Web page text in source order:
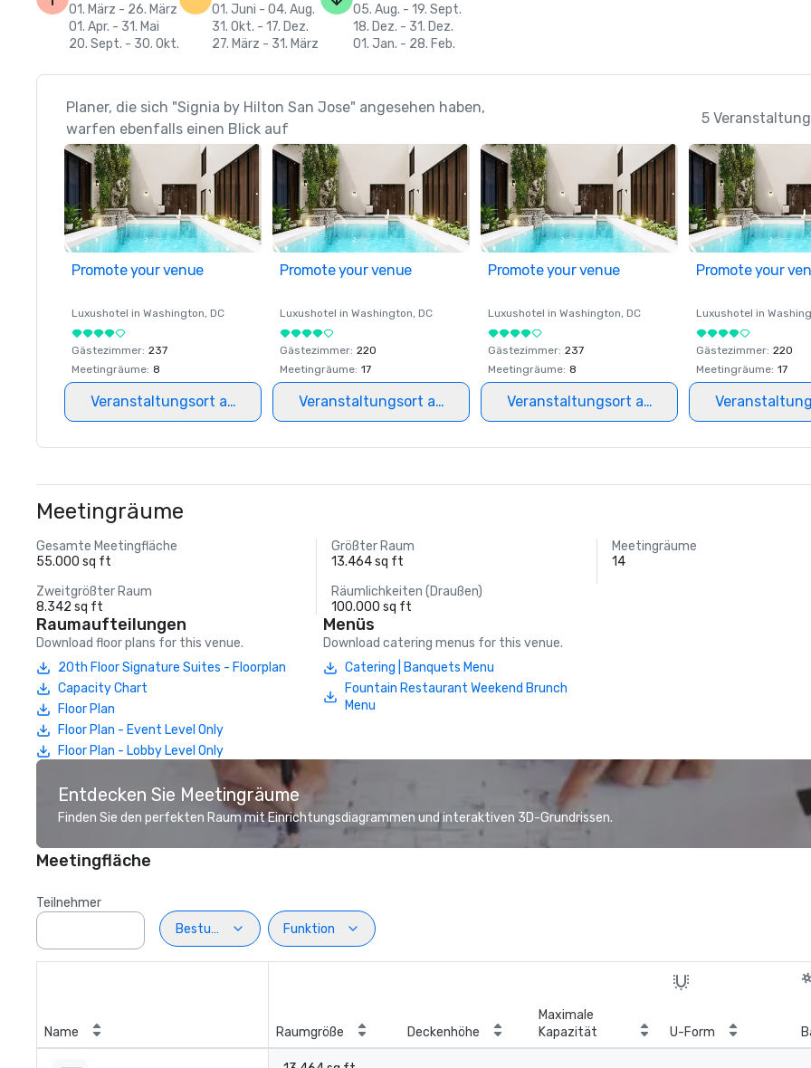
01. März - 26. März
01. Apr. - 31. Mai
20. Sept. - 30. Okt.
01. Juni - 04. Aug.
31. Okt. - 17. Dez.
27. März - 31. März
05. Aug. - 19. Sept.
18. Dez. - 31. Dez.
01. Jan. - 28. Feb.
Planer, die sich "Signia by Hilton San Jose" angesehen haben,
warfen ebenfalls einen Blick auf
5
Promote your venue
Luxushotel in Washington, DC
Gästezimmer: 237
Meetingräume: 8
Veranstaltungsort auswählen
Promote your venue
Luxushotel in Washington, DC
Gästezimmer: 220
Meetingräume: 17
Veranstaltungsort auswählen
Promote your venue
Luxushotel in Washington, DC
Gästezimmer: 237
Meetingräume: 8
Veranstaltungsort auswählen
Promote your
Luxushotel in
Gästezimmer: 220
Meetingräume: 17
Meetingräume
Gesamte Meetingfläche
55.000 sq ft
Größter Raum
13.464 sq ft
Meetingräume
14
Zweitgrößter Raum
8.342 sq ft
Räumlichkeiten (Draußen)
100.000 sq ft
Raumaufteilungen
Download floor plans for this venue.
20th Floor Signature Suites - Floorplan
Capacity Chart
Floor Plan
Floor Plan - Event Level Only
Floor Plan - Lobby Level Only
Menüs
Download catering menus for this venue.
Catering | Banquets Menu
Fountain Restaurant Weekend Brunch
Menu
Entdecken Sie Meetingräume
Finden Sie den perfekten Raum mit Einrichtungsdiagrammen und interaktiven 3D-Grundrissen.
Meetingfläche
Teilnehmer
Bestuhlung
Funktion
Name Raumgröße Deckenhöhe
Maximale
Kapazität
U-Form